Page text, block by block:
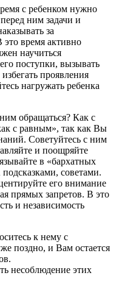
с ребенком нужно
ним задачи и
за
время активно
научиться
поступки, вызывать
проявления
нагружать ребенка
обращаться? Как с
с равным», так как Вы
Советуйтесь с ним
и поощряйте
в «бархатных
советами.
его внимание
прямых запретов. В это
и независимость
к нему с
поздно, и Вам остается
несоблюдение этих